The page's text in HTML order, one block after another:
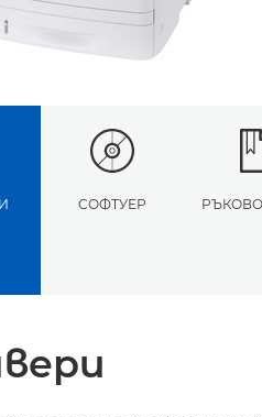
СОФТУЕР